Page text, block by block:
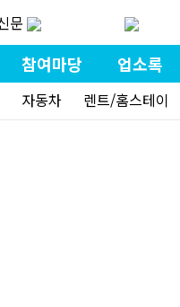
문
참여마당 업소록
자동차 렌트/홈스테이